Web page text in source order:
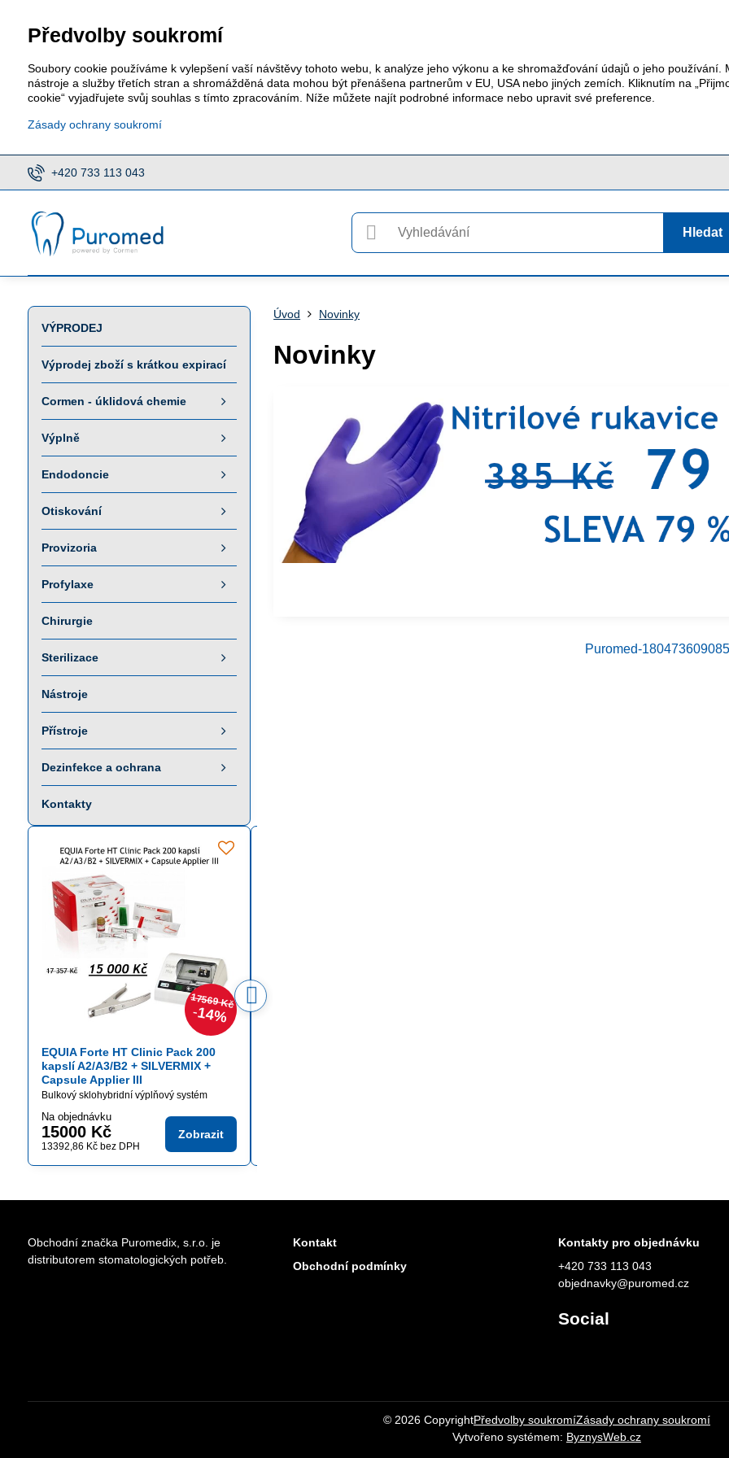
+420 733 113 043
Hledat
Úvod Novinky
Novinky
Puromed-
VÝPRODEJ
Výprodej zboží s krátkou expirací
Cormen - úklidová chemie
Výplně
Endodoncie
Otiskování
Provizoria
Profylaxe
Chirurgie
Sterilizace
Nástroje
Přístroje
Dezinfekce a ochrana
Kontakty
17569 Kč
14%
EQUIA Forte HT Clinic Pack 200
kapslí A2/A3/B2 + SILVERMIX +
Capsule Applier III
Bulkový sklohybridní výplňový systém
Na objednávku
15000 Kč
13392,86 Kč bez DPH
Zobrazit
Obchodní značka Puromedix, s.r.o. je
distributorem stomatologických potřeb.
Kontakt
Obchodní podmínky
Kontakty pro objednávku
+420 733 113 043
objednavky@puromed.cz
Social
© 2026CopyrightPředvolby soukromíZásady ochrany soukromí
Vytvořeno systémem: ByznysWeb.cz
Předvolby soukromí
Soubory cookie používáme k vylepšení vaší návštěvy tohoto webu, k analýze jeho výkonu a ke shromažďování údajů o jeho používání.
nástroje a služby třetích stran a shromážděná data mohou být přenášena partnerům v EU, USA nebo jiných zemích. Kliknutím na
cookie“ vyjadřujete svůj souhlas s tímto zpracováním. Níže můžete najít podrobné informace nebo upravit své preference.
Zásady ochrany soukromí